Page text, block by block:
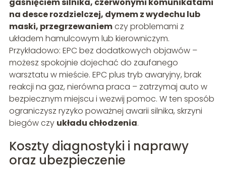
gaśnięciem silnika, czerwonymi komunikatami
na desce rozdzielczej, dymem z wydechu lub
maski, przegrzewaniemczy problemami z
układem hamulcowym lub kierowniczym.
Przykładowo: EPC bez dodatkowych objawów –
możesz spokojnie dojechać do zaufanego
warsztatu w mieście. EPC plus tryb awaryjny, brak
reakcji na gaz, nierówna praca – zatrzymaj auto w
bezpiecznym miejscu i wezwij pomoc. W ten sposób
ograniczysz ryzyko poważnej awarii silnika, skrzyni
biegów czy układu chłodzenia.
Koszty diagnostyki i naprawy
oraz ubezpieczenie